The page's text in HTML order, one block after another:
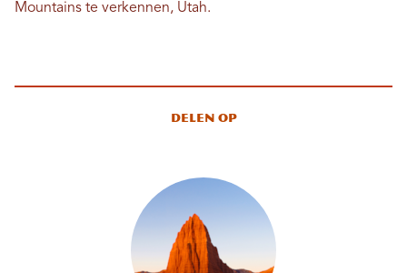
Mountains te verkennen, Utah.
Delen op